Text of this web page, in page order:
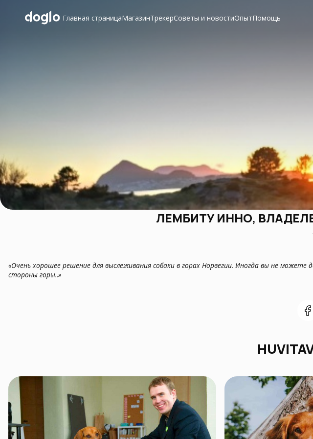
Главная страницаМагазинТрекерСоветы и новостиОпытПомощь
ЛЕМБИТУ ИННО,
«Очень хорошее решение для выслеживания собаки в горах Норвегии. Иногда вы не
стороны горы..»